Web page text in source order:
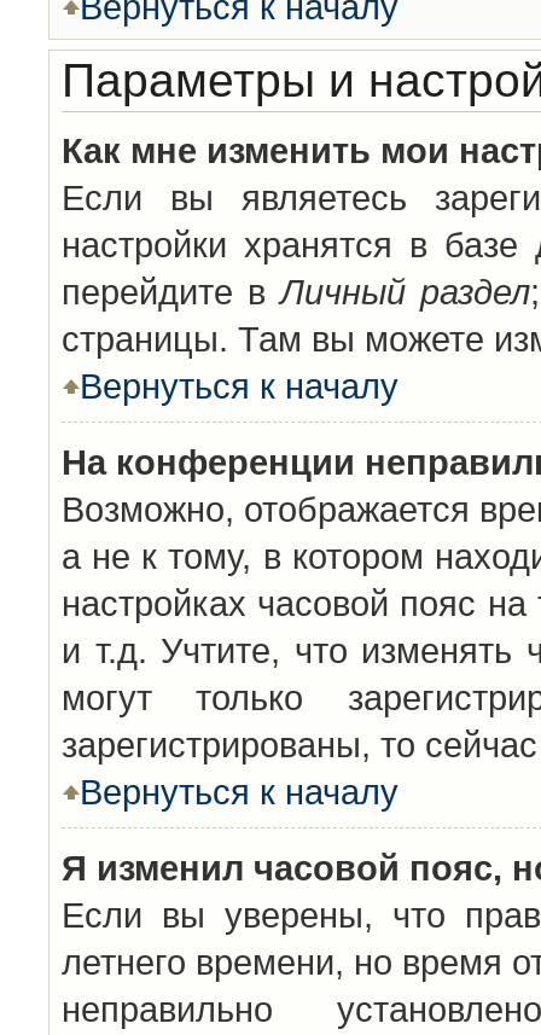
Параметры и
Как мне изменить мои
Если вы являетесь
настройки хранятся в
перейдите вЛичный раздел
страницы. Там вы можете
Вернуться к началу
На конференции
Возможно, отображается
а не к тому, в котором
настройках часовой пояс
и т.д. Учтите, что изменять
могут только
зарегистрированы, то
Вернуться к началу
Я изменил часовой пояс,
Если вы уверены, что
летнего времени, но время
неправильно